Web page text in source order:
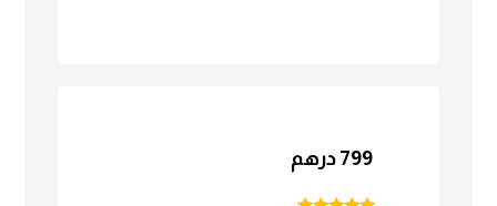
799 درهم